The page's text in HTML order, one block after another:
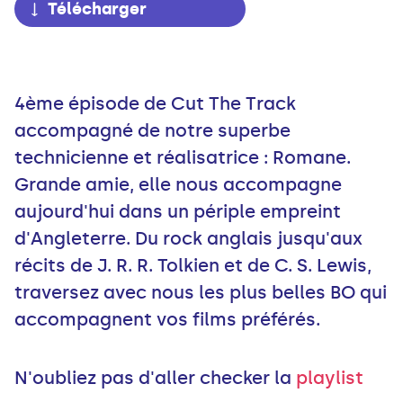
Télécharger
4ème épisode de Cut The Track
accompagné de notre superbe
technicienne et réalisatrice : Romane.
Grande amie, elle nous accompagne
aujourd'hui dans un périple empreint
d'Angleterre. Du rock anglais jusqu'aux
récits de J. R. R. Tolkien et de C. S. Lewis,
traversez avec nous les plus belles BO qui
accompagnent vos films préférés.
N'oubliez pas d'aller checker la playlist